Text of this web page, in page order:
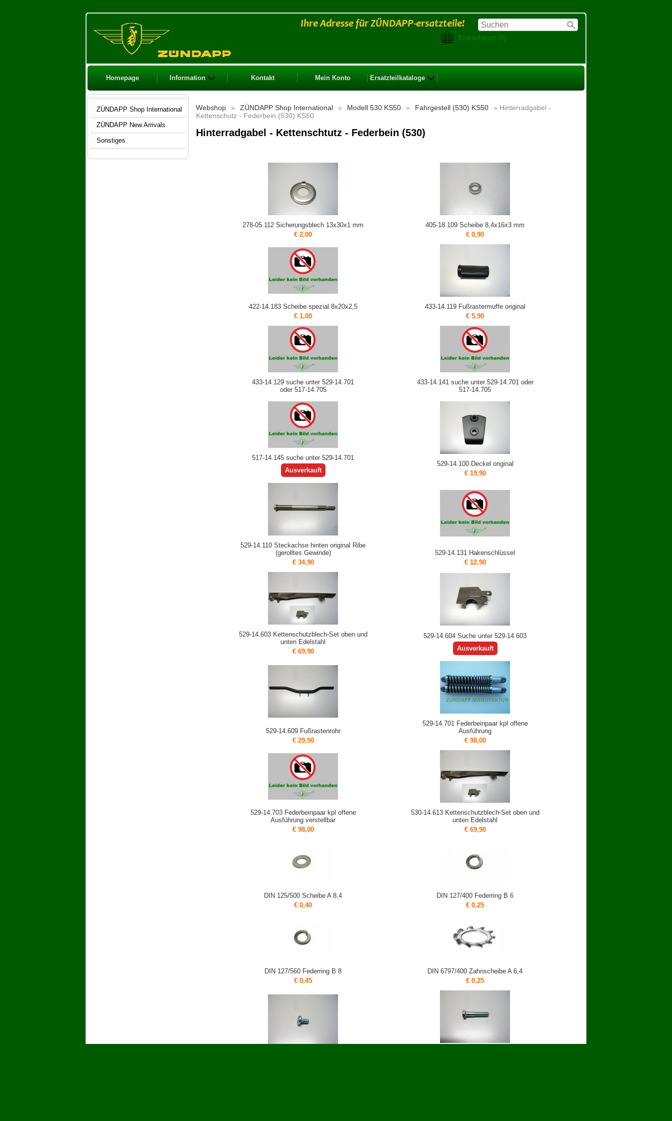
Einkaufskorb (0)
Homepage Information Kontakt Mein Konto Ersatzteilkataloge
Webshop » ZÜNDAPP Shop International » Modell 530 KS50 » Fahrgestell (530) KS50
» Hinterradgabel -
Kettenschutz - Federbein (530) KS50
Hinterradgabel - Kettenschtutz - Federbein (530)
278-05.112 Sicherungsblech 13x30x1 mm
€ 2,00
405-18.109 Scheibe 8,4x16x3 mm
€ 0,90
422-14.183 Scheibe spezial 8x20x2,5
€ 1,00
433-14.119 Fußrastermuffe original
€ 5,90
433-14.129 suche unter 529-14.701
oder 517-14.705
433-14.141 suche unter 529-14.701 oder
517-14.705
517-14.145 suche unter 529-14.701
Ausverkauft
529-14.100 Deckel original
€ 19,90
529-14.110 Steckachse hinten original Ribe
(gerolltes Gewinde)
€ 34,90
529-14.131 Hakenschlüssel
€ 12,90
529-14.603 Kettenschutzblech-Set oben und
unten Edelstahl
€ 69,90
529-14.604 Suche unter 529-14.603
Ausverkauft
529-14.609 Fußrastenrohr
€ 29,90
529-14.701 Federbeinpaar kpl offene
Ausführung
€ 98,00
529-14.703 Federbeinpaar kpl offene
Ausführung verstellbar
€ 98,00
530-14.613 Kettenschutzblech-Set oben und
unten Edelstahl
€ 69,90
DIN 125/500 Scheibe A 8,4
€ 0,40
DIN 127/400 Federring B 6
€ 0,25
DIN 127/560 Federring B 8
€ 0,45
DIN 6797/400 Zahnscheibe A 6,4
€ 0,25
ZÜNDAPP Shop International
ZÜNDAPP New Arrivals
Sonstiges